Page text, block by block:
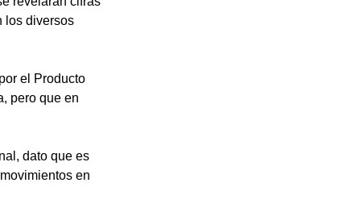
los diversos
el Producto
pero que en
dato que es
en